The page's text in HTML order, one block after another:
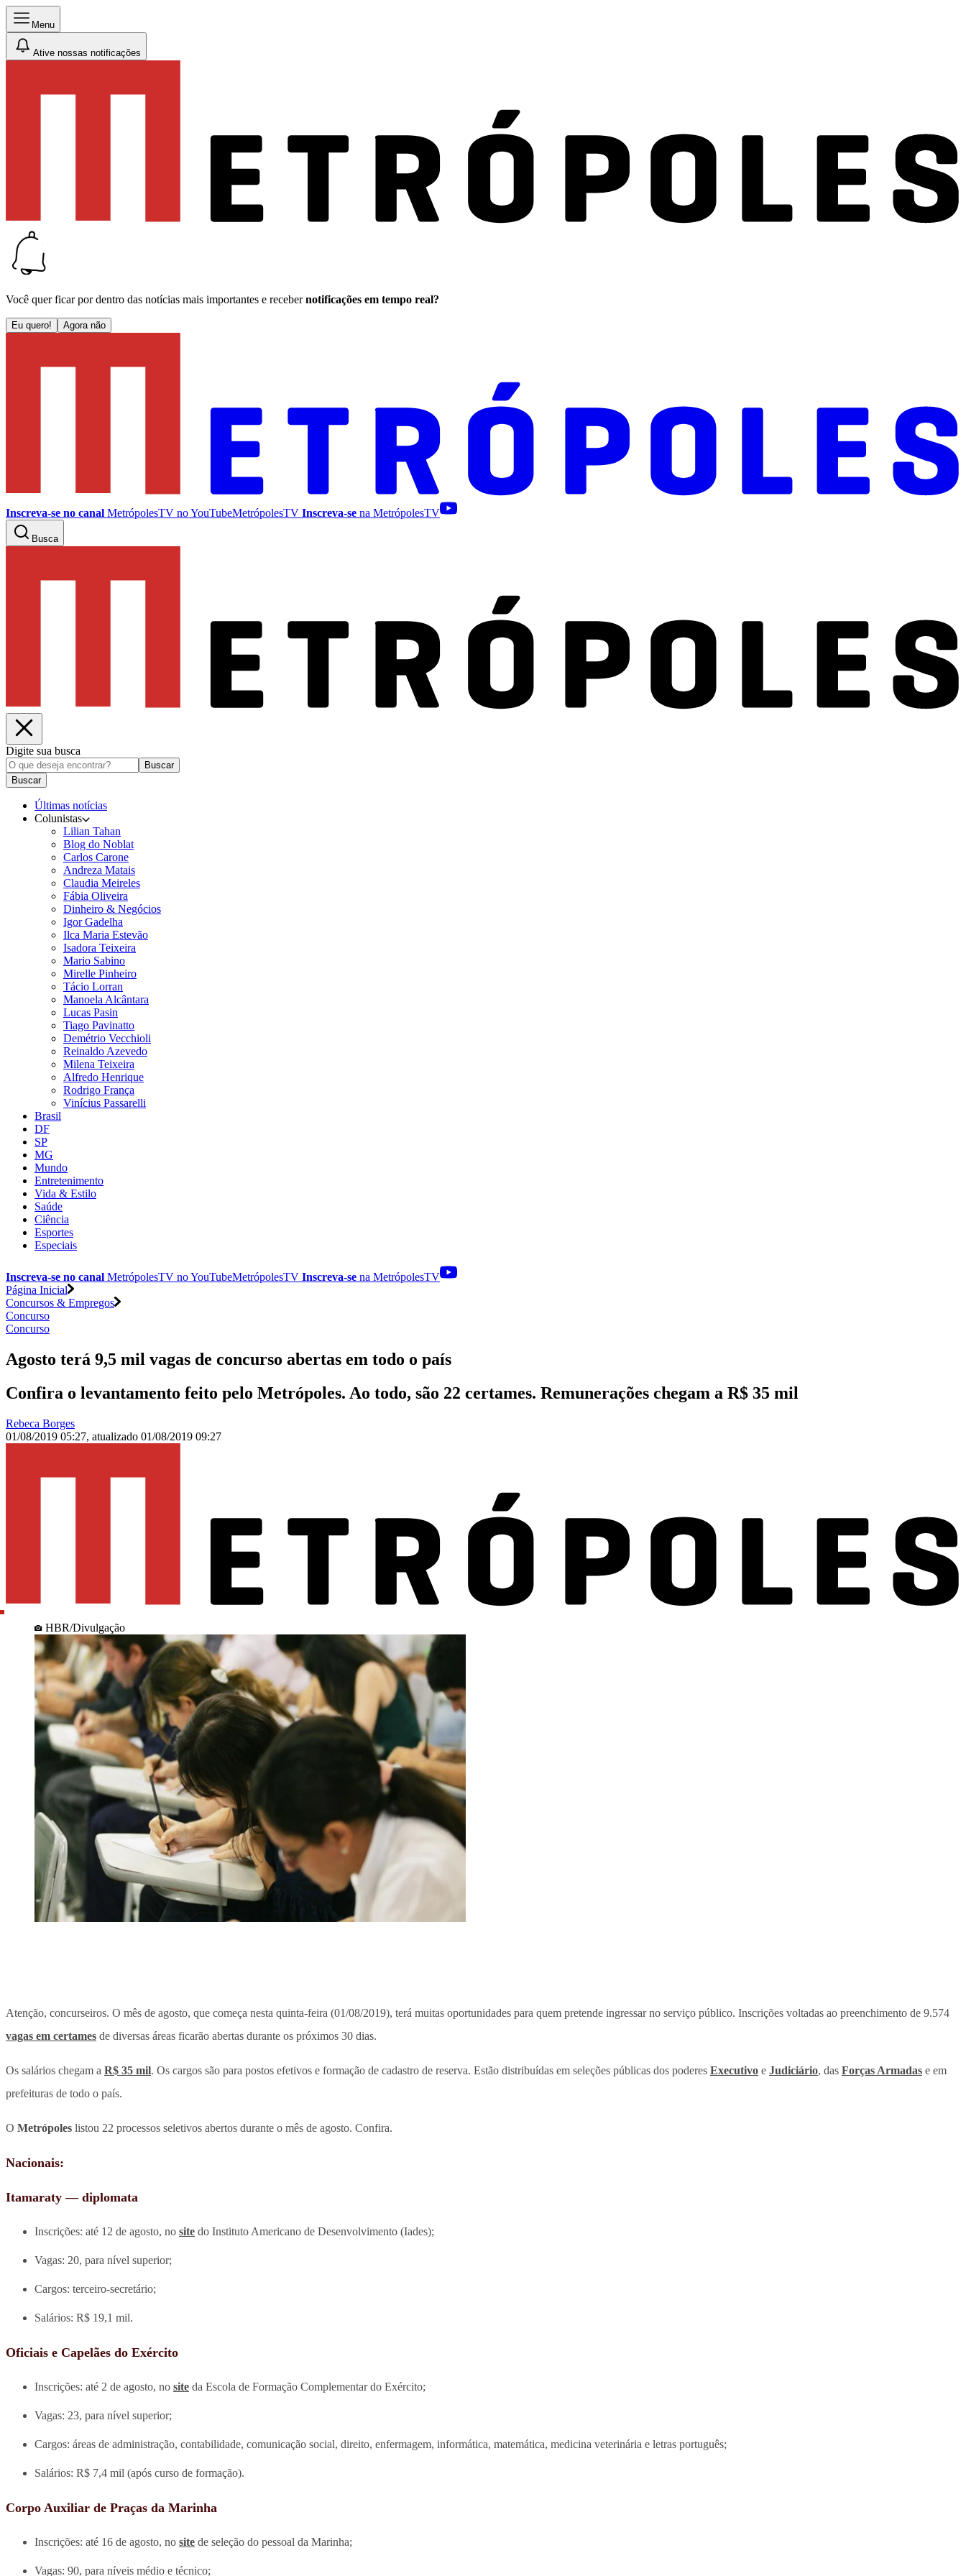
Menu
Ative nossas notificações
Você quer ficar por dentro das notícias mais importantes e receber notificações em tempo real?
Eu quero! Agora não
Inscreva-se no canal MetrópolesTV noYouTubeMetrópolesTV Inscreva-se na MetrópolesTV
Busca
Digite sua busca
Buscar
Buscar
Últimas notícias
Colunistas
Lilian Tahan
Blog do Noblat
Carlos Carone
Andreza Matais
Claudia Meireles
Fábia Oliveira
Dinheiro & Negócios
Igor Gadelha
Ilca Maria Estevão
Isadora Teixeira
Mario Sabino
Mirelle Pinheiro
Tácio Lorran
Manoela Alcântara
Lucas Pasin
Tiago Pavinatto
Demétrio Vecchioli
Reinaldo Azevedo
Milena Teixeira
Alfredo Henrique
Rodrigo França
Vinícius Passarelli
Brasil
DF
SP
MG
Mundo
Entretenimento
Vida & Estilo
Saúde
Ciência
Esportes
Especiais
Inscreva-se no canal MetrópolesTV noYouTubeMetrópolesTV Inscreva-se na MetrópolesTV
Página Inicial
Concursos & Empregos
Concurso
Concurso
Agosto terá 9,5 mil vagas de concurso abertas em todo o país
Confira o levantamento feito pelo Metrópoles. Ao todo, são 22 certames. Remunerações chegam a R$ 35 mil
Rebeca Borges
01/08/2019 05:27, atualizado 01/08/2019 09:27
HBR/Divulgação
Atenção, concurseiros. O mês de agosto, que começa nesta quinta-feira (01/08/2019), terá muitas oportunidades para quem pretende ingressar no serviço público. Inscrições voltadas ao preenchimento de 9.574
vagas em certames de diversas áreas ficarão abertas durante os próximos 30 dias.
Os salários chegam a R$ 35 mil. Os cargos são para postos efetivos e formação de cadastro de reserva. Estão distribuídas em seleções públicas dos poderes Executivo e Judiciário, das Forças Armadas e em
prefeituras de todo o país.
O Metrópoles listou 22 processos seletivos abertos durante o mês de agosto. Confira.
Nacionais:
Itamaraty — diplomata
Inscrições: até 12 de agosto, no site do Instituto Americano de Desenvolvimento (Iades);
Vagas: 20, para nível superior;
Cargos: terceiro-secretário;
Salários: R$ 19,1 mil.
Oficiais e Capelães do Exército
Inscrições: até 2 de agosto, no site da Escola de Formação Complementar do Exército;
Vagas: 23, para nível superior;
Cargos: áreas de administração, contabilidade, comunicação social, direito, enfermagem, informática, matemática, medicina veterinária e letras português;
Salários: R$ 7,4 mil (após curso de formação).
Corpo Auxiliar de Praças da Marinha
Inscrições: até 16 de agosto, no site de seleção do pessoal da Marinha;
Vagas: 90, para níveis médio e técnico;